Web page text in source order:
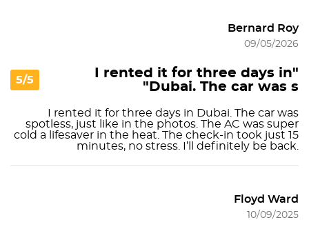
Bernard Roy
09/05/2026
5/5
"I rented it for three days in
Dubai. The car was s"
I rented it for three days in Dubai. The car was
spotless, just like in the photos. The AC was super
cold a lifesaver in the heat. The check-in took just 15
minutes, no stress. I’ll definitely be back.
Floyd Ward
10/09/2025